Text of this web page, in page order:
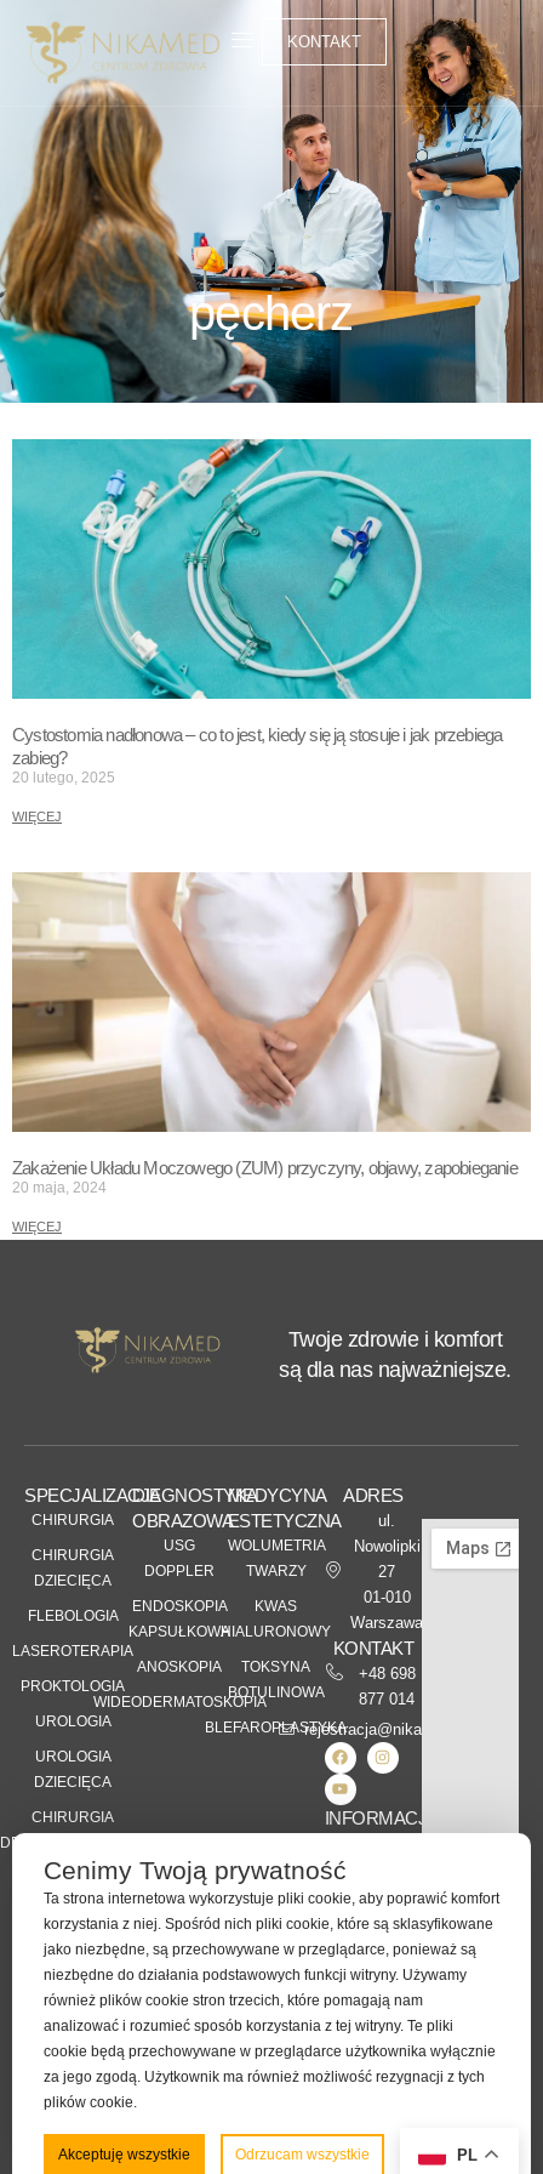
KONTAKT
pęcherz
Cystostomia nadłonowa – co to jest, kiedy się ją stosuje i jak przebiega
zabieg?
20 lutego, 2025
WIĘCEJ
Zakażenie Układu Moczowego (ZUM) przyczyny, objawy, zapobieganie
20 maja, 2024
WIĘCEJ
Twoje zdrowie i komfort
są dla nas najważniejsze.
SPECJALIZACJE
CHIRURGIA
CHIRURGIA
DZIECIĘCA
FLEBOLOGIA
LASEROTERAPIA
PROKTOLOGIA
UROLOGIA
UROLOGIA
DZIECIĘCA
CHIRURGIA
DERMATOLOGICZNA
DIETETYKA
KLINICZNA
DIAGNOSTYKA
OBRAZOWA
USG
DOPPLER
ENDOSKOPIA
KAPSUŁKOWA
ANOSKOPIA
WIDEODERMATOSKOPIA
MEDYCYNA
ESTETYCZNA
WOLUMETRIA
TWARZY
KWAS
HIALURONOWY
TOKSYNA
BOTULINOWA
BLEFAROPLASTYKA
ADRES
ul.
Nowolipki
27
01-010
Warszawa
KONTAKT
+48 698
877 014
rejestracja@nikamed.pl
INFORMACJE
Karta Praw
Pacjenta
RODO
Polityka
Prywatności
Wszelkie prawa zastrzeżone |
2026 nikamed.pl
WykonanieHero Code PL
Cenimy Twoją prywatność
Ta strona internetowa wykorzystuje pliki cookie, aby poprawić komfort
korzystania z niej. Spośród nich pliki cookie, które są sklasyfikowane
jako niezbędne, są przechowywane w przeglądarce, ponieważ są
niezbędne do działania podstawowych funkcji witryny. Używamy
również plików cookie stron trzecich, które pomagają nam
analizować i rozumieć sposób korzystania z tej witryny. Te pliki
cookie będą przechowywane w przeglądarce użytkownika wyłącznie
za jego zgodą. Użytkownik ma również możliwość rezygnacji z tych
plików cookie.
Akceptuję wszystkie Odrzucam wszystkie Preferencje